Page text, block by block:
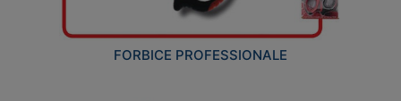
FORBICE PROFESSIONALE